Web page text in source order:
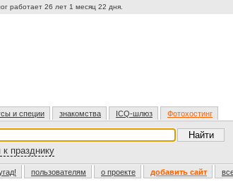
работает 26 лет 1 месяц 22 дня.
и специи знакомства ICQ-шлюз Фотохостинг
к празднику
пользователям о проекте добавить сайт